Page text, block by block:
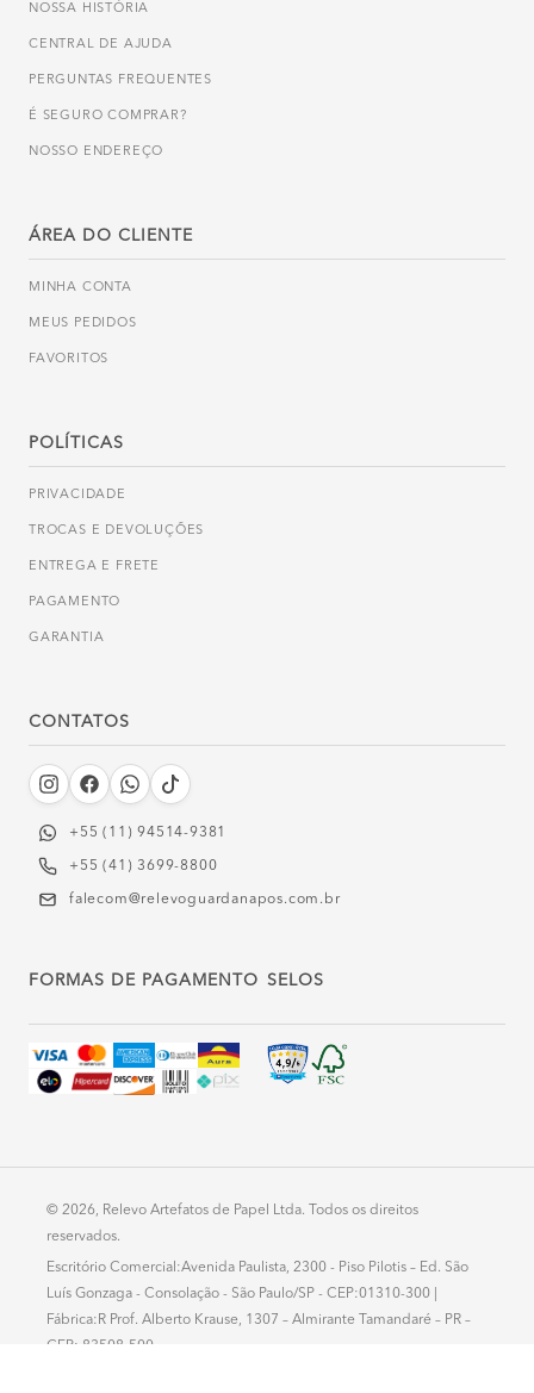
NOSSA HISTÓRIA
CENTRAL DE AJUDA
PERGUNTAS FREQUENTES
É SEGURO COMPRAR?
NOSSO ENDEREÇO
ÁREA DO CLIENTE
MINHA CONTA
MEUS PEDIDOS
FAVORITOS
POLÍTICAS
PRIVACIDADE
TROCAS E DEVOLUÇÕES
ENTREGA E FRETE
PAGAMENTO
GARANTIA
CONTATOS
+55 (11) 94514-9381‬
+55 (41) 3699-8800
falecom@relevoguardanapos.com.br
FORMAS DE PAGAMENTO SELOS
© 2026, Relevo Artefatos de Papel Ltda. Todos os direitos
reservados.
Escritório Comercial:Avenida Paulista, 2300 - Piso Pilotis – Ed. São
Luís Gonzaga - Consolação - São Paulo/SP - CEP:01310-300 |
Fábrica:R Prof. Alberto Krause, 1307 – Almirante Tamandaré – PR –
CEP: 83508-500